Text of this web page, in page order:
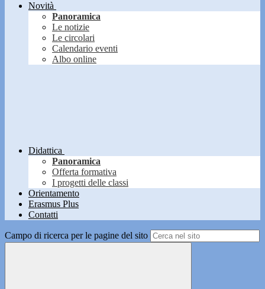
Novità
Panoramica
Le notizie
Le circolari
Calendario eventi
Albo online
Didattica
Panoramica
Offerta formativa
I progetti delle classi
Orientamento
Erasmus Plus
Contatti
Campo di ricerca per le pagine del sito